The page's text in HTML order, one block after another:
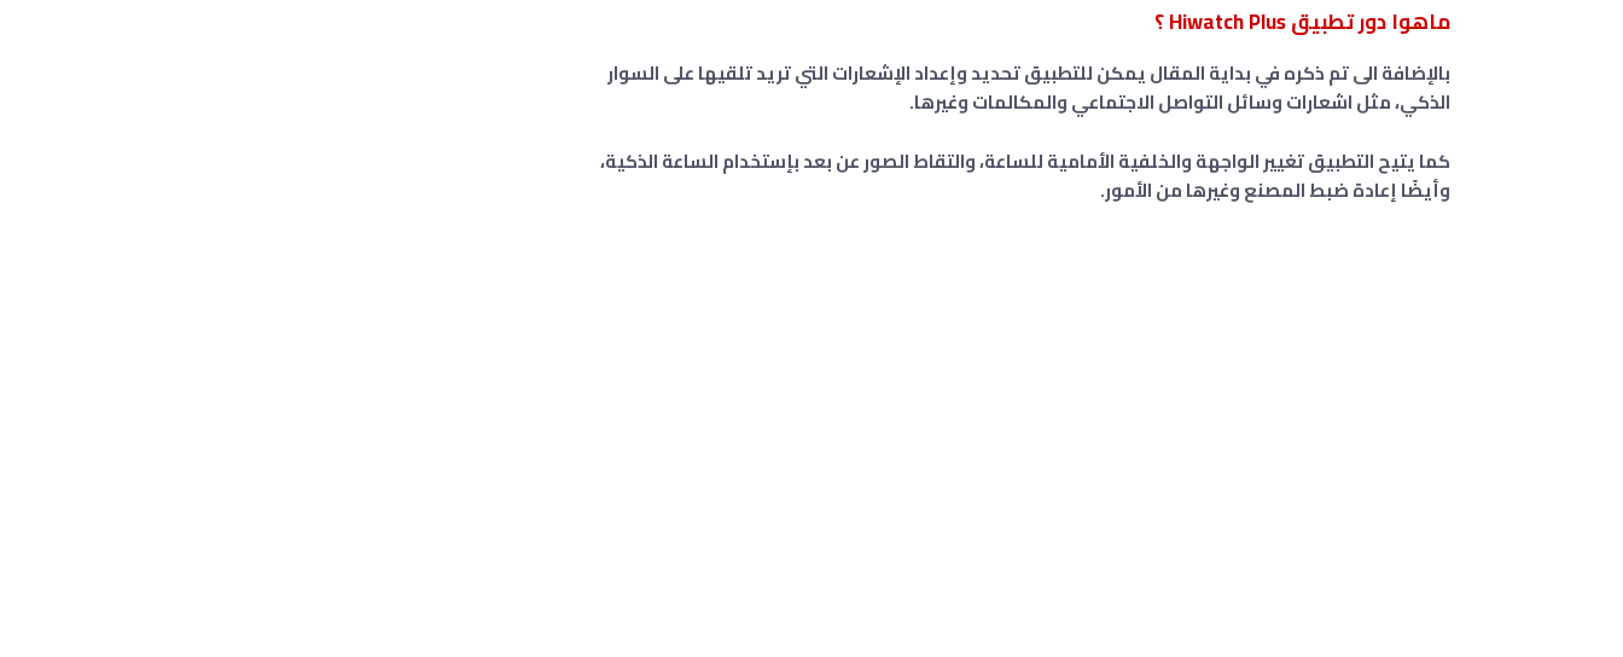
ماهوا دور تطبيق Hiwatch Plus ؟
بالإضافة الى تم ذكره في بداية المقال يمكن للتطبيق تحديد وإعداد الإشعارات التي تريد تلقيها على السوار
الذكي، مثل اشعارات وسائل التواصل الاجتماعي والمكالمات وغيرها.
كما يتيح التطبيق تغيير الواجهة والخلفية الأمامية للساعة، والتقاط الصور عن بعد بإستخدام الساعة الذكية،
وأيضًا إعادة ضبط المصنع وغيرها من الأمور.